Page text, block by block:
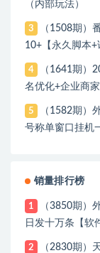
（内部玩法）
3
（1508期）
10+【永久脚本+
4
（1641期）
名优化+企业商
5
（1582期）
号称单窗口挂机
销量排行榜
1
（3850期）
日发十万条【软
2
（2830期）